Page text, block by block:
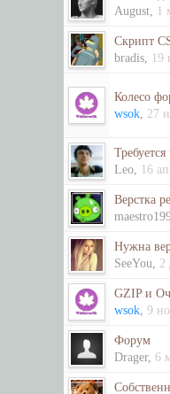
August, 1
Скрипт
bradis, 19
Колесо
wsok, 27
Leo, 16
Верстка
Нужна
SeeYou, 2
GZIP и
wsok,9
Форум
Drager, 6